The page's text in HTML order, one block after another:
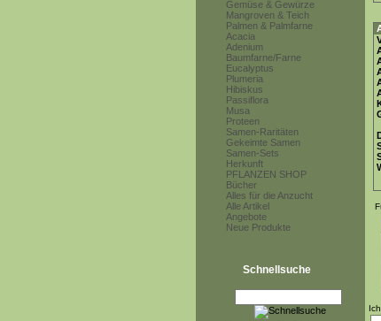
Gemüse & Gewürze
Mangroven & Teich
Palmen & Palmfarne
Acacia
Adenium
Baumfarne/Farne
Eucalyptus
Plumeria
Hibiskus
Passiflora
Musa
Proteen
Samen-Raritäten
Gekeimte Samen
Samen-Sets
Herkunft
PFLANZEN SHOP
Bücher
Alles für die Anzucht
Alle Artikel
Angebote
Neue Produkte
Schnellsuche